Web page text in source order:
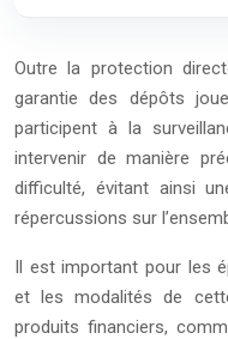
Outre la protection
garantie des dépôts
participent à la
intervenir de manière
difficulté, évitant ainsi
répercussions sur
Il est important pour les
et les modalités de
produits financiers,